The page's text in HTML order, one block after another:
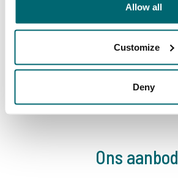
Allow all
Customize
Deny
4 5 6 7
Ons aanbod